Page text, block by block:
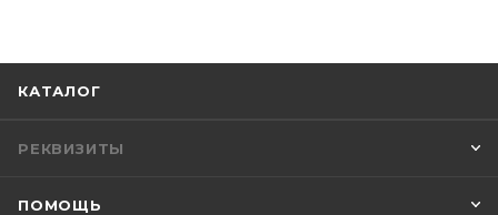
КАТАЛОГ
РЕКВИЗИТЫ
ПОМОЩЬ